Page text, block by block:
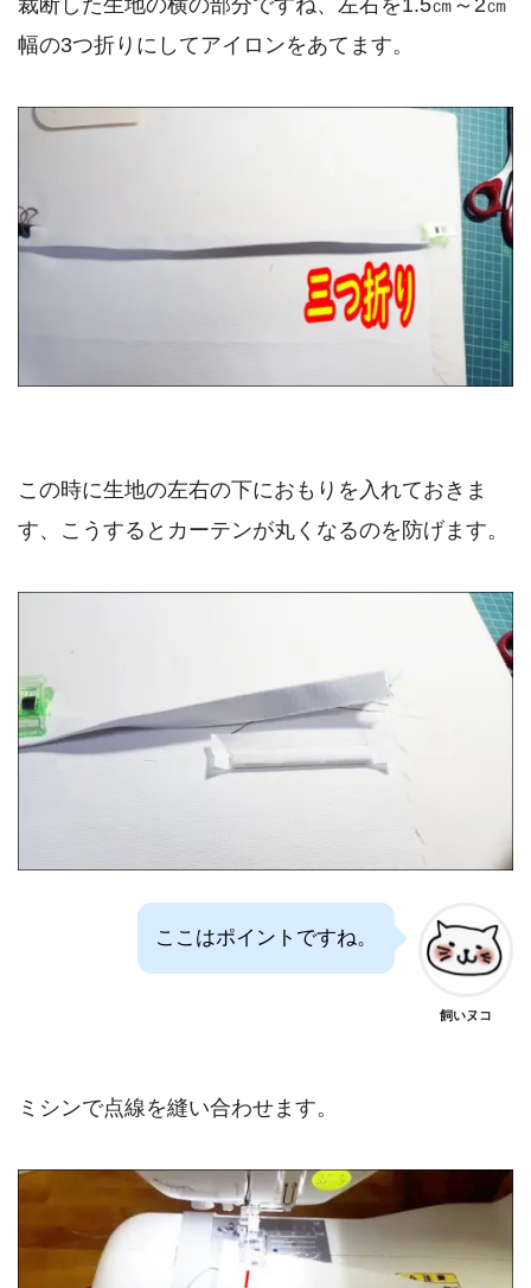
幅の3つ折りにしてアイロンをあてます。
この時に生地の左右の下におもりを入れておきま
す、こうするとカーテンが丸くなるのを防げます。
ここはポイントですね。
飼いヌコ
ミシンで点線を縫い合わせます。